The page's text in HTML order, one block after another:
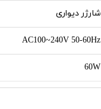
شارژر دیواری
AC100~240V 50-60Hz
60W